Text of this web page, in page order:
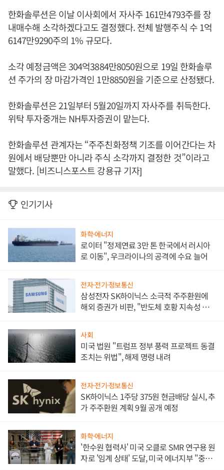
한화솔루션은 이날 이사회에서 자사주 161만4793주를 장
내매수해 소각하겠다고도 결정했다. 전체 발행주식 수 1억
6147만9290주의 1% 규모다.
소각 예정금액은 304억3884만8050원으로 19일 한화솔루
션 주가의 장 마감가격인 1만8850원을 기준으로 산정됐다.
한화솔루션은 21일부터 5월20일까지 자사주를 취득한다.
위탁 투자중개는 NH투자증권이 맡는다.
한화솔루션 관계자는 “주주친화정책 기조를 이어간다는 차
원에서 배당뿐만 아니라 주식 소각까지 결정한 것”이라고
말했다. [비즈니스포스트 강용규 기자]
인기기사
화학·에너지
로이터 "정제연료 3만 톤 한국에서 러시아
로 이동", 우크라이나의 공격에 수요 늘어
전자·전기·정보통신
삼성전자 SK하이닉스 소극적 주주환원에
해외 증권가 비판, "반도체 호황 지속성 의
사회
미국 법원 "트럼프 정부 풍력 프로젝트 동결
조치는 위법", 해제 명령 내려
전자·전기·정보통신
SK하이닉스 1주당 375원 현금배당 실시, 추
가 주주환원 계획 9월 공개 예정
화학·에너지
'한수원 협력사' 미국 오클로 SMR 연구용 원
자로 '임계 상태' 도달, 미국 에너지부 "중요